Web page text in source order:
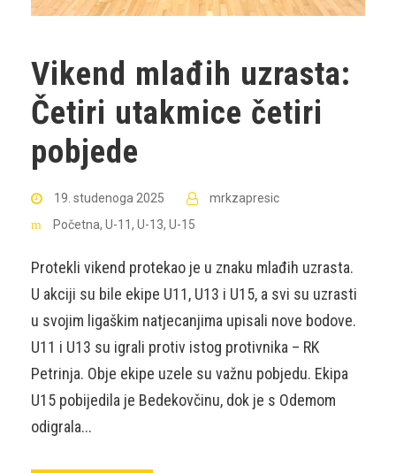
Vikend mlađih uzrasta:
Četiri utakmice četiri
pobjede
19. studenoga 2025
mrkzapresic
Početna, U-11, U-13, U-15
Protekli vikend protekao je u znaku mlađih uzrasta.
U akciji su bile ekipe U11, U13 i U15, a svi su uzrasti
u svojim ligaškim natjecanjima upisali nove bodove.
U11 i U13 su igrali protiv istog protivnika – RK
Petrinja. Obje ekipe uzele su važnu pobjedu. Ekipa
U15 pobijedila je Bedekovčinu, dok je s Odemom
odigrala...